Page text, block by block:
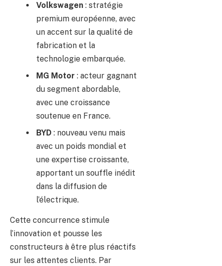
Volkswagen : stratégie
premium européenne, avec
un accent sur la qualité de
fabrication et la
technologie embarquée.
MG Motor : acteur gagnant
du segment abordable,
avec une croissance
soutenue en France.
BYD : nouveau venu mais
avec un poids mondial et
une expertise croissante,
apportant un souffle inédit
dans la diffusion de
l’électrique.
Cette concurrence stimule
l’innovation et pousse les
constructeurs à être plus réactifs
sur les attentes clients. Par